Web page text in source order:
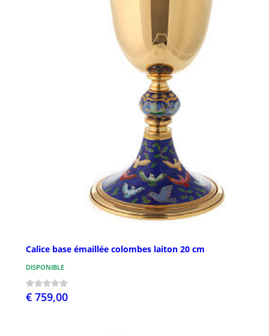
Calice base émaillée colombes laiton 20 cm
DISPONIBLE
€ 759,00